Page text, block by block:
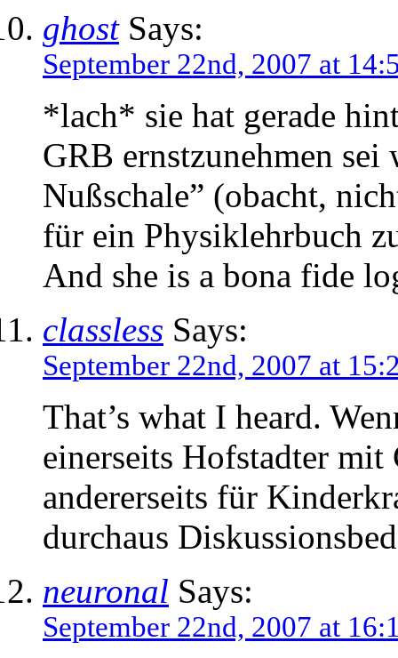
ghostSays:
September 22nd, 2007 at
*lach* sie hat gerade
GRB ernstzunehmen
Nußschale” (obacht,
für ein Physiklehrbuch
And she is a bona fide
classless Says:
September 22nd, 2007 at
That’s what I heard.
einerseits Hofstadter
andererseits für
durchaus
neuronal Says:
September 22nd, 2007 at